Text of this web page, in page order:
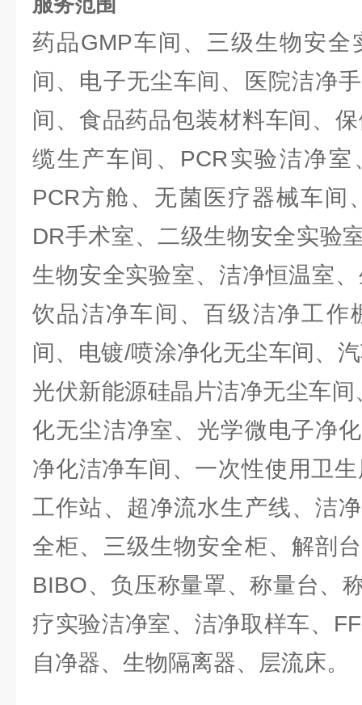
药品GMP车间、三级生物安全
间、电子无尘车间、医院洁净
间、食品药品包装材料车间、
缆生产车间、PCR实验洁净
PCR方舱、无菌医疗器械车间
DR手术室、二级生物安全实验
生物安全实验室、洁净恒温室
饮品洁净车间、百级洁净工作
间、电镀/喷涂净化无尘车间、
光伏新能源硅晶片洁净无尘车
化无尘洁净室、光学微电子净
净化洁净车间、一次性使用卫
工作站、超净流水生产线、洁
全柜、三级生物安全柜、解剖
BIBO、负压称量罩、称量台、
疗实验洁净室、洁净取样车、
自净器、生物隔离器、层流床。